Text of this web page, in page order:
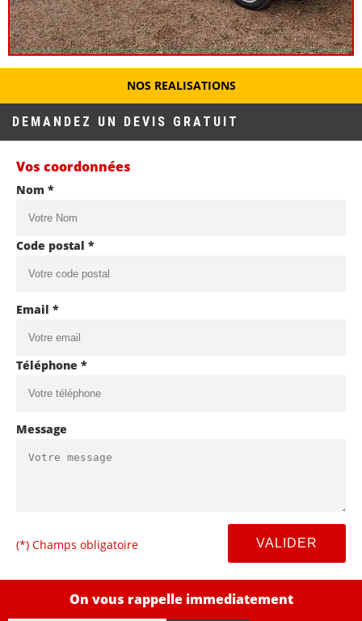
NOS REALISATIONS
DEMANDEZ UN DEVIS GRATUIT
Vos coordonnées
Nom *
Code postal *
Email *
Téléphone *
Message
(*) Champs obligatoire
On vous rappelle immediatement